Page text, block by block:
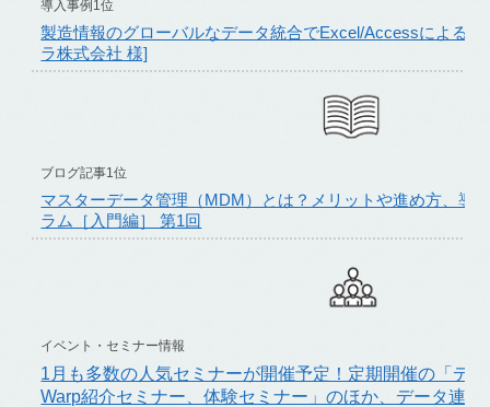
導入事例1位
製造情報のグローバルなデータ統合でExcel/Accessによる
ラ株式会社 様]
ブログ記事1位
マスターデータ管理（MDM）とは？メリットや進め方、導
ラム［入門編］ 第1回
イベント・セミナー情報
1月も多数の人気セミナーが開催予定！定期開催の「デ
Warp紹介セミナー、体験セミナー」のほか、データ連